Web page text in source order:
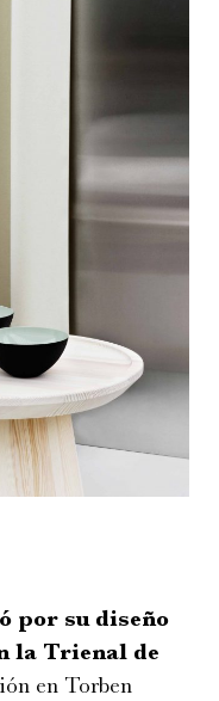
por su diseño
la Trienal de
en Torben